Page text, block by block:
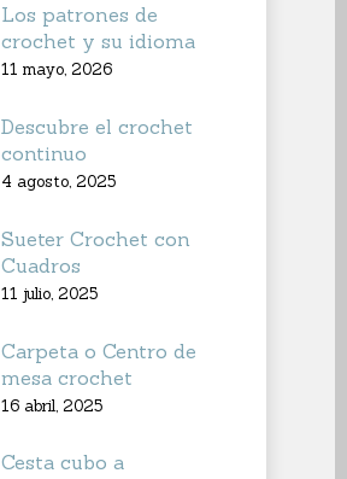
Los patrones de
crochet y su idioma
11 mayo, 2026
Descubre el crochet
continuo
4 agosto, 2025
Sueter Crochet con
Cuadros
11 julio, 2025
Carpeta o Centro de
mesa crochet
16 abril, 2025
Cesta cubo a